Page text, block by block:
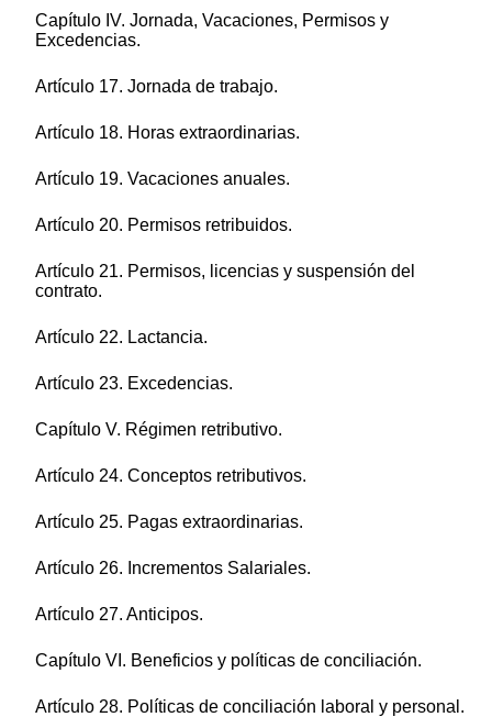
Capítulo IV. Jornada, Vacaciones, Permisos y
Excedencias.
Artículo 17. Jornada de trabajo.
Artículo 18. Horas extraordinarias.
Artículo 19. Vacaciones anuales.
Artículo 20. Permisos retribuidos.
Artículo 21. Permisos, licencias y suspensión del
contrato.
Artículo 22. Lactancia.
Artículo 23. Excedencias.
Capítulo V. Régimen retributivo.
Artículo 24. Conceptos retributivos.
Artículo 25. Pagas extraordinarias.
Artículo 26. Incrementos Salariales.
Artículo 27. Anticipos.
Capítulo VI. Beneficios y políticas de conciliación.
Artículo 28. Políticas de conciliación laboral y personal.